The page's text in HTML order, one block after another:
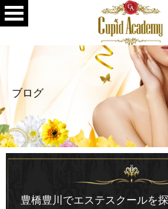
ブログ
豊橋豊川でエステスクールを